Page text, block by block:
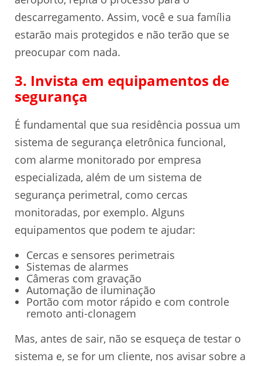
descarregamento. Assim, você e sua família
estarão mais protegidos e não terão que se
preocupar com nada.
3. Invista em equipamentos de
segurança
É fundamental que sua residência possua um
sistema de segurança eletrônica funcional,
com alarme monitorado por empresa
especializada, além de um sistema de
segurança perimetral, como cercas
monitoradas, por exemplo. Alguns
equipamentos que podem te ajudar:
Cercas e sensores perimetrais
Sistemas de alarmes
Câmeras com gravação
Automação de iluminação
Portão com motor rápido e com controle
remoto anti-clonagem
Mas, antes de sair, não se esqueça de testar o
sistema e, se for um cliente, nos avisar sobre a